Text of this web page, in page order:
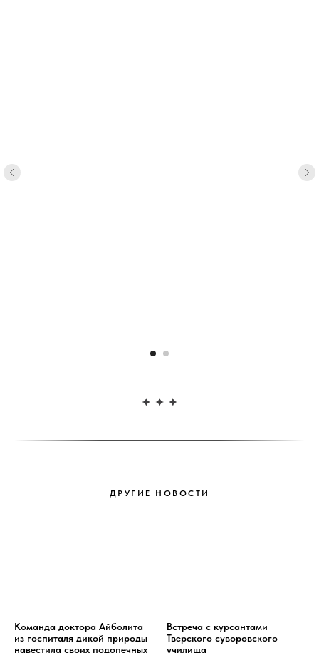
ДРУГИЕ НОВОСТИ
Команда доктора Айболита
из госпиталя дикой природы
навестила своих подопечных
Встреча с курсантами
Тверского суворовского
училища